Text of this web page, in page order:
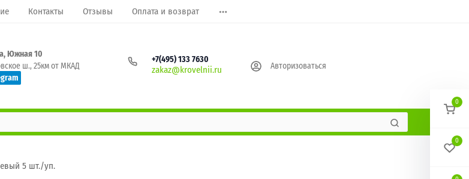
Контакты Отзывы Оплата и возврат
Южная 10
ш., 25км от МКАД
+7(495) 133 7630
zakaz@krovelnii.ru Авторизоваться
5 шт./уп.
0
0